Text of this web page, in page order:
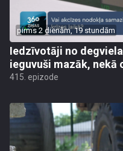
pirms 2 dienām, 19 stundām
Iedzīvotāji no
ieguvuši mazāk, nekā
415. epizode